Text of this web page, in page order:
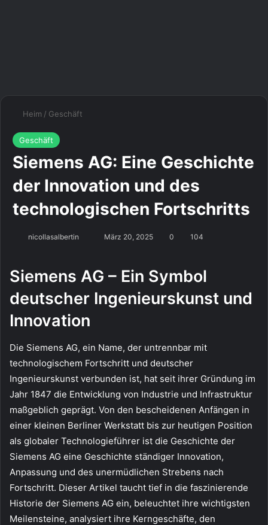
Heim / Geschäft
Geschäft
Siemens AG: Eine Geschichte
der Innovation und des
technologischen Fortschritts
nicollasalbertin
Sende
E-
Mail
März 20, 2025 0 104
Siemens AG – Ein Symbol
deutscher Ingenieurskunst und
Innovation
Die Siemens AG, ein Name, der untrennbar mit
technologischem Fortschritt und deutscher
Ingenieurskunst verbunden ist, hat seit ihrer Gründung im
Jahr 1847 die Entwicklung von Industrie und Infrastruktur
maßgeblich geprägt. Von den bescheidenen Anfängen in
einer kleinen Berliner Werkstatt bis zur heutigen Position
als globaler Technologieführer ist die Geschichte der
Siemens AG eine Geschichte ständiger Innovation,
Anpassung und des unermüdlichen Strebens nach
Fortschritt. Dieser Artikel taucht tief in die faszinierende
Historie der Siemens AG ein, beleuchtet ihre wichtigsten
Meilensteine, analysiert ihre Kerngeschäfte, den